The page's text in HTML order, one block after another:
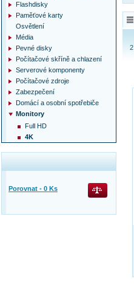
2
Flashdisky
Paměťové karty
Osvětlení
Média
Pevné disky
Počítačové skříně a chlazení
Serverové komponenty
Počítačové zdroje
Zabezpečení
Domácí a osobní spotřebiče
Monitory
Full HD
4K
Porovnat - 0 Ks